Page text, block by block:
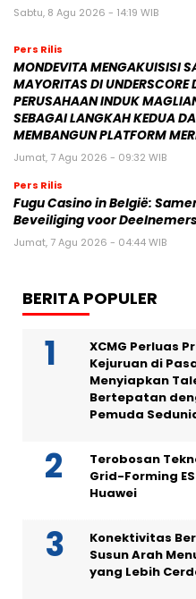
Sabtu, 8 Agu 2026 - 14:19 WIB
Pers Rilis
MONDEVITA MENGAKUISISI
MAYORITAS DI UNDERSCORE
PERUSAHAAN INDUK
SEBAGAI LANGKAH KEDUA
MEMBANGUN PLATFORM
Jumat, 7 Agu 2026 - 09:32 WIB
Pers Rilis
Fugu Casino in België:
Beveiliging voor Deelnemers
Jumat, 7 Agu 2026 - 04:44 WIB
BERITA POPULER
XCMG Perluas
Kejuruan di
Menyiapkan
Bertepatan
Pemuda
Terobosan
Grid-Forming
Huawei
Konektivitas
Susun Arah
yang Lebih